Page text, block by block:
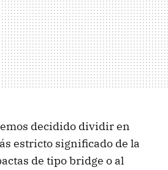
decidido dividir en
estricto significado de la
de tipo bridge o al